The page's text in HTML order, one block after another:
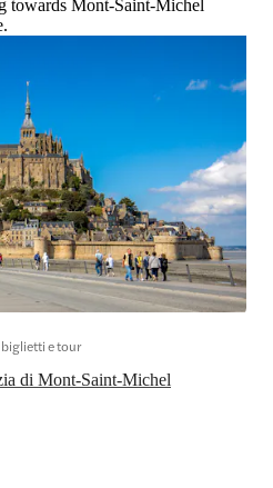
towards Mont-Saint-Michel
di Mont-Saint-Michel
e tour